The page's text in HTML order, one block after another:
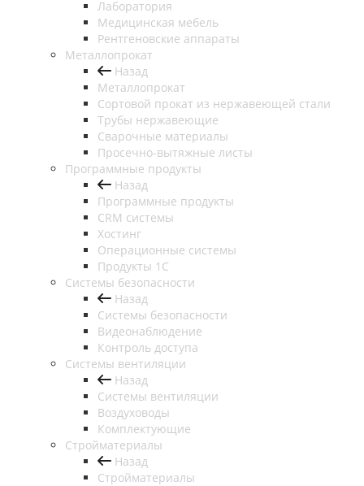
Лаборатория
Медицинская мебель
Рентгеновские аппараты
Металлопрокат
Назад
Металлопрокат
Сортовой прокат из нержавеющей стали
Трубы нержавеющие
Сварочные материалы
Просечно-вытяжные листы
Программные продукты
Назад
Программные продукты
CRM системы
Хостинг
Операционные системы
Продукты 1С
Системы безопасности
Назад
Системы безопасности
Видеонаблюдение
Контроль доступа
Системы вентиляции
Назад
Системы вентиляции
Воздуховоды
Комплектующие
Стройматериалы
Назад
Стройматериалы